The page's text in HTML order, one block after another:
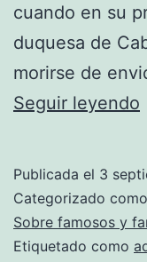
cuando en su
duquesa de
morirse de
Seguir leyendo
la
Publicada el 3
Categorizado como
Sobre famosos y
Etiquetado como